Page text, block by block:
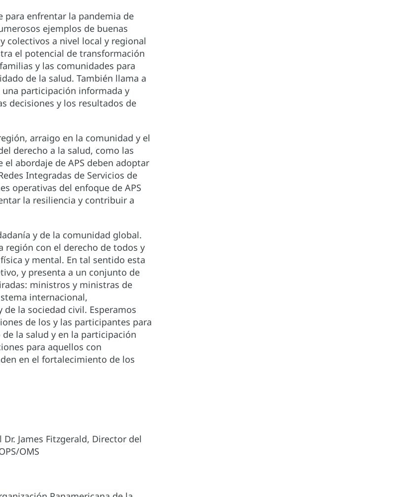
para enfrentar la pandemia de
ejemplos de buenas
colectivos a nivel local y regional
el potencial de transformación
y las comunidades para
de la salud. También llama a
participación informada y
decisiones y los resultados de
arraigo en la comunidad y el
derecho a la salud, como las
abordaje de APS deben adoptar
Integradas de Servicios de
operativas del enfoque de APS
la resiliencia y contribuir a
y de la comunidad global.
con el derecho de todos y
y mental. En tal sentido esta
y presenta a un conjunto de
ministros y ministras de
internacional,
la sociedad civil. Esperamos
de los y las participantes para
la salud y en la participación
para aquellos con
en el fortalecimiento de los
James Fitzgerald, Director del
OMS